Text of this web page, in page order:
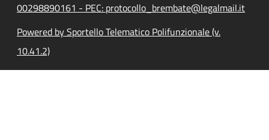
00298890161 - PEC: protocollo_brembate@legalmail.it
Powered by Sportello Telematico Polifunzionale (v.
10.41.2)